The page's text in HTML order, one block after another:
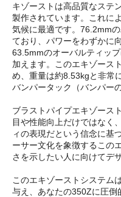
キゾーストは高品質なステ
製作されています。これに
気候に最適です。76.2mm
ており、パワーをわずかに
63.5mmのオーバルティッ
加えます。このエキゾース
め、重量は約8.53kgと非常
バンパータック（バンパー
ブラストパイプエキゾース
目や性能向上だけではなく
ィの表現だという信念に基
ーサー文化を象徴するこの
さを示したい人に向けてデ
このエキゾーストシステム
与え、あなたの350Zに圧倒